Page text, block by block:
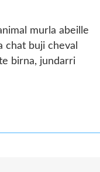
murla abeille
chat buji cheval
birna, jundarri